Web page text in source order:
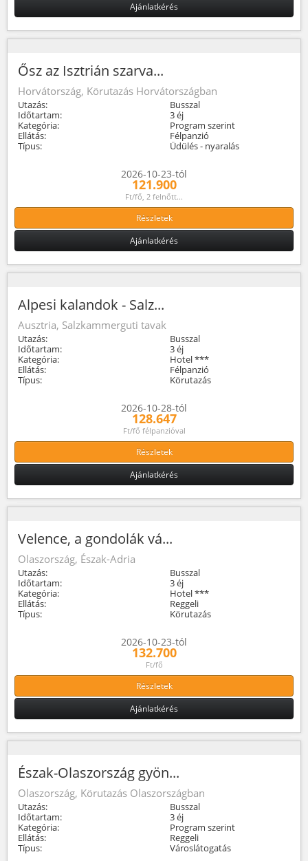
Ajánlatkérés
Ősz az Isztrián szarva...
Horvátország, Körutazás Horvátországban
Utazás:
Busszal
Időtartam:
3 éj
Kategória:
Program szerint
Ellátás:
Félpanzió
Típus:
Üdülés - nyaralás
2026-10-23-tól
121.900
Ft/fő, 2 felnőtt...
Részletek
Ajánlatkérés
Alpesi kalandok - Salz...
Ausztria, Salzkammerguti tavak
Utazás:
Busszal
Időtartam:
3 éj
Kategória:
Hotel ***
Ellátás:
Félpanzió
Típus:
Körutazás
2026-10-28-tól
128.647
Ft/fő félpanzióval
Részletek
Ajánlatkérés
Velence, a gondolák vá...
Olaszország, Észak-Adria
Utazás:
Busszal
Időtartam:
3 éj
Kategória:
Hotel ***
Ellátás:
Reggeli
Típus:
Körutazás
2026-10-23-tól
132.700
Ft/fő
Részletek
Ajánlatkérés
Észak-Olaszország gyön...
Olaszország, Körutazás Olaszországban
Utazás:
Busszal
Időtartam:
3 éj
Kategória:
Program szerint
Ellátás:
Reggeli
Típus:
Városlátogatás